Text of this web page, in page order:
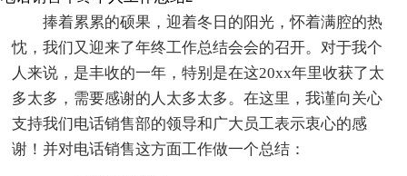
捧着累累的硕果，迎着冬日的阳光，怀着满腔的热
忱，我们又迎来了年终工作总结会会的召开。对于我个
人来说，是丰收的一年，特别是在这20xx年里收获了太
多太多，需要感谢的人太多太多。在这里，我谨向关心
支持我们电话销售部的领导和广大员工表示衷心的感
谢！并对电话销售这方面工作做一个总结：